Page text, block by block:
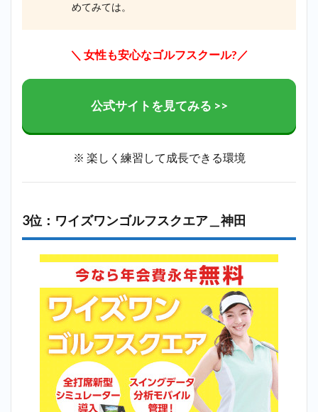
めてみては。
＼ 女性も安心なゴルフスクール?／
公式サイトを見てみる >>
※ 楽しく練習して成長できる環境
3位：ワイズワンゴルフスクエア＿神田